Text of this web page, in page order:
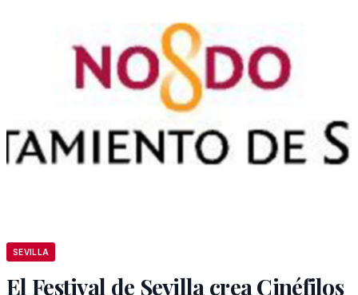
SEVILLA
El Festival de Sevilla crea Cinéfilos